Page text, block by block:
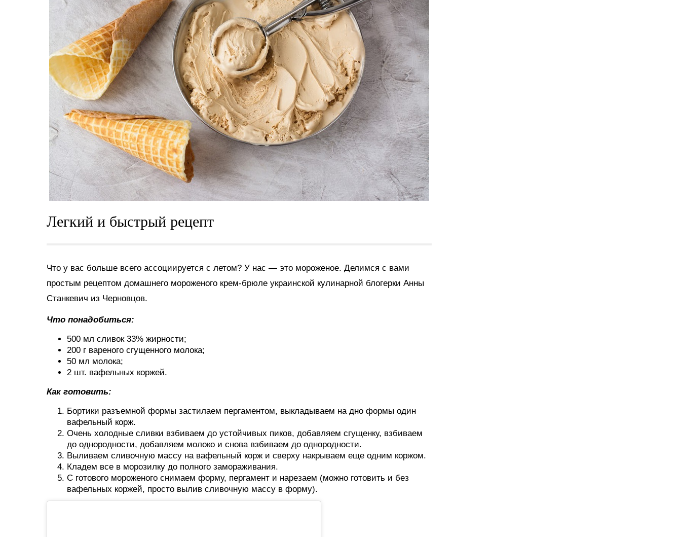
Легкий и быстрый рецепт
Что у вас больше всего ассоциируется с летом? У нас — это мороженое. Делимся с вами
простым рецептом домашнего мороженого крем-брюле украинской кулинарной блогерки Анны
Станкевич из Черновцов.
Что понадобиться:
500 мл сливок 33% жирности;
200 г вареного сгущенного молока;
50 мл молока;
2 шт. вафельных коржей.
Как готовить:
Бортики разъемной формы застилаем пергаментом, выкладываем на дно формы один
вафельный корж.
Очень холодные сливки взбиваем до устойчивых пиков, добавляем сгущенку, взбиваем
до однородности, добавляем молоко и снова взбиваем до однородности.
Выливаем сливочную массу на вафельный корж и сверху накрываем еще одним коржом.
Кладем все в морозилку до полного замораживания.
С готового мороженого снимаем форму, пергамент и нарезаем (можно готовить и без
вафельных коржей, просто вылив сливочную массу в форму).